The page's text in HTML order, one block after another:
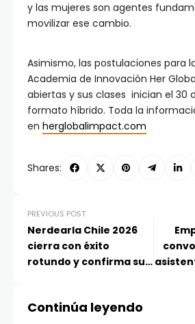
y las mujeres son agentes
movilizar ese cambio.
Asimismo, las postulaciones para
Academia de Innovación Her
abiertas y sus clases inician el 30
formato híbrido. Toda la
en herglobalimpact.com
Shares:
PREVIOUS POST
Nerdearla Chile 2026
cierra con éxito
rotundo y confirma su
Continúa leyendo